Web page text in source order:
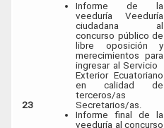
23
Informe de la
veeduría Veeduría
ciudadana al
concurso público de
libre oposición y
merecimientos para
ingresar al Servicio
Exterior Ecuatoriano
en calidad de
terceros/as
Secretarios/as.
Informe final de la
veeduría al concurso